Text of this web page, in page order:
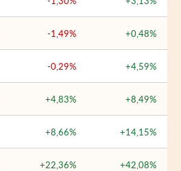
-1,49% +0,48%
-0,29% +4,59%
+4,83% +8,49%
+8,66% +14,15%
+22,36% +42,08%